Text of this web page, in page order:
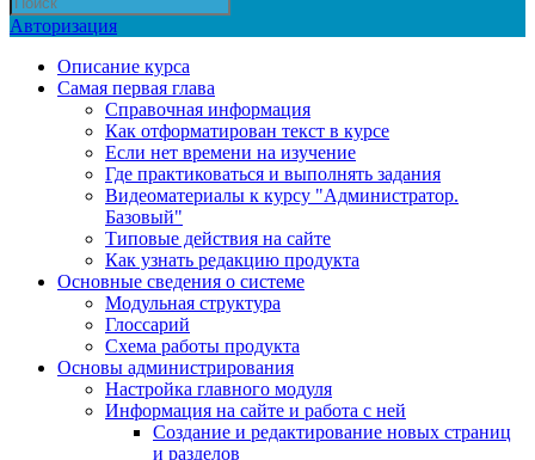
Авторизация
Описание курса
Самая первая глава
Справочная информация
Как отформатирован текст в курсе
Если нет времени на изучение
Где практиковаться и выполнять задания
Видеоматериалы к курсу "Администратор.
Базовый"
Типовые действия на сайте
Как узнать редакцию продукта
Основные сведения о системе
Модульная структура
Глоссарий
Схема работы продукта
Основы администрирования
Настройка главного модуля
Информация на сайте и работа с ней
Создание и редактирование новых страниц
и разделов